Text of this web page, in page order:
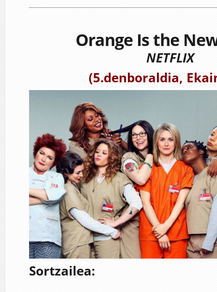
Orange Is the
NETFLIX
(5.denboraldia,
Sortzailea: